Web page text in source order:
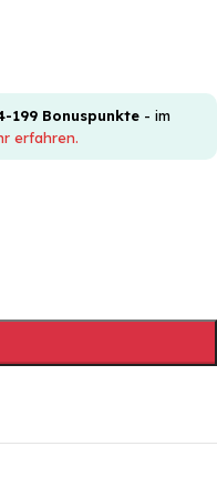
199 Bonuspunkte - im
erfahren.